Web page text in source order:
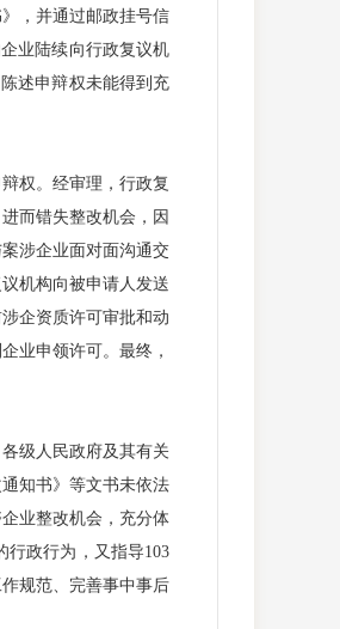
，并通过邮政挂号信
业陆续向行政复议机
述申辩权未能得到充
权。经审理，行政复
而错失整改机会，因
涉企业面对面沟通交
机构向被申请人发送
企资质许可审批和动
业申领许可。最终，
级人民政府及其有关
知书》等文书未依法
业整改机会，充分体
行政行为，又指导103
规范、完善事中事后